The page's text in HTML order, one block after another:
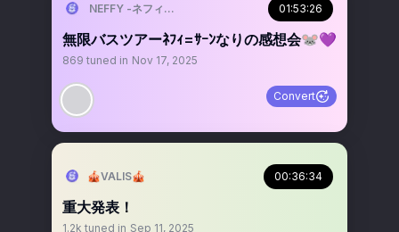
NEFFY -ネフィ-（VALIS） 01:53:26
無限バスツアーﾈﾌｨ=ｻｰﾝなりの感想会🐭💜
869 tuned in Nov 17, 2025
Convert
🎪VALIS🎪 00:36:34
重大発表！
1.2k tuned in Sep 11, 2025